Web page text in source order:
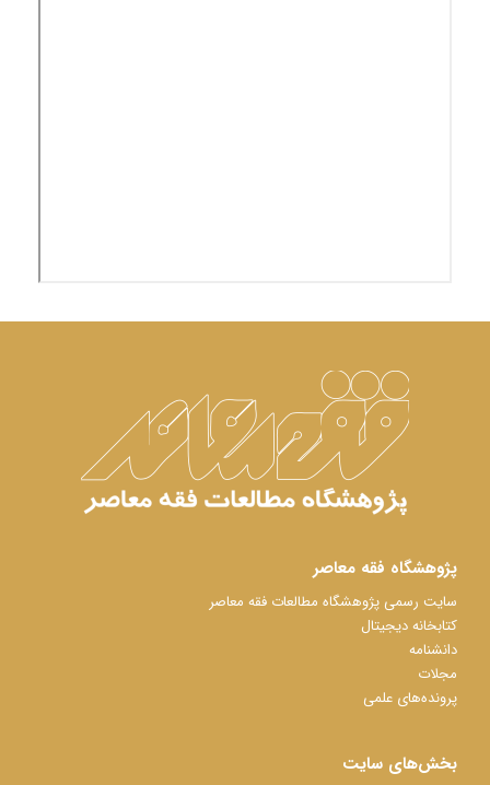
پژوهشگاه فقه معاصر
سایت رسمی پژوهشگاه مطالعات فقه معاصر
کتابخانه دیجیتال
دانشنامه
مجلات
پرونده‌های علمی
بخش‌های سایت